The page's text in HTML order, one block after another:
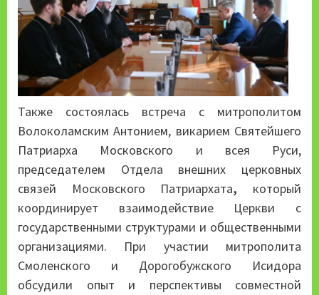
Также состоялась встреча с митрополитом
Волоколамским Антонием, викарием Святейшего
Патриарха Московского и всея Руси,
председателем Отдела внешних церковных
связей Московского Патриархата, который
координирует взаимодействие Церкви с
государственными структурами и общественными
организациями. При участии митрополита
Смоленского и Дорогобужского Исидора
обсудили опыт и перспективы совместной